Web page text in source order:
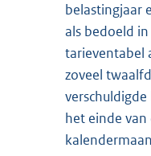
belastingjaar
als bedoeld
tarieventabel
zoveel
het einde